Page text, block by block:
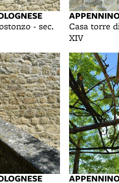
- sec.
Casa torre
XIV